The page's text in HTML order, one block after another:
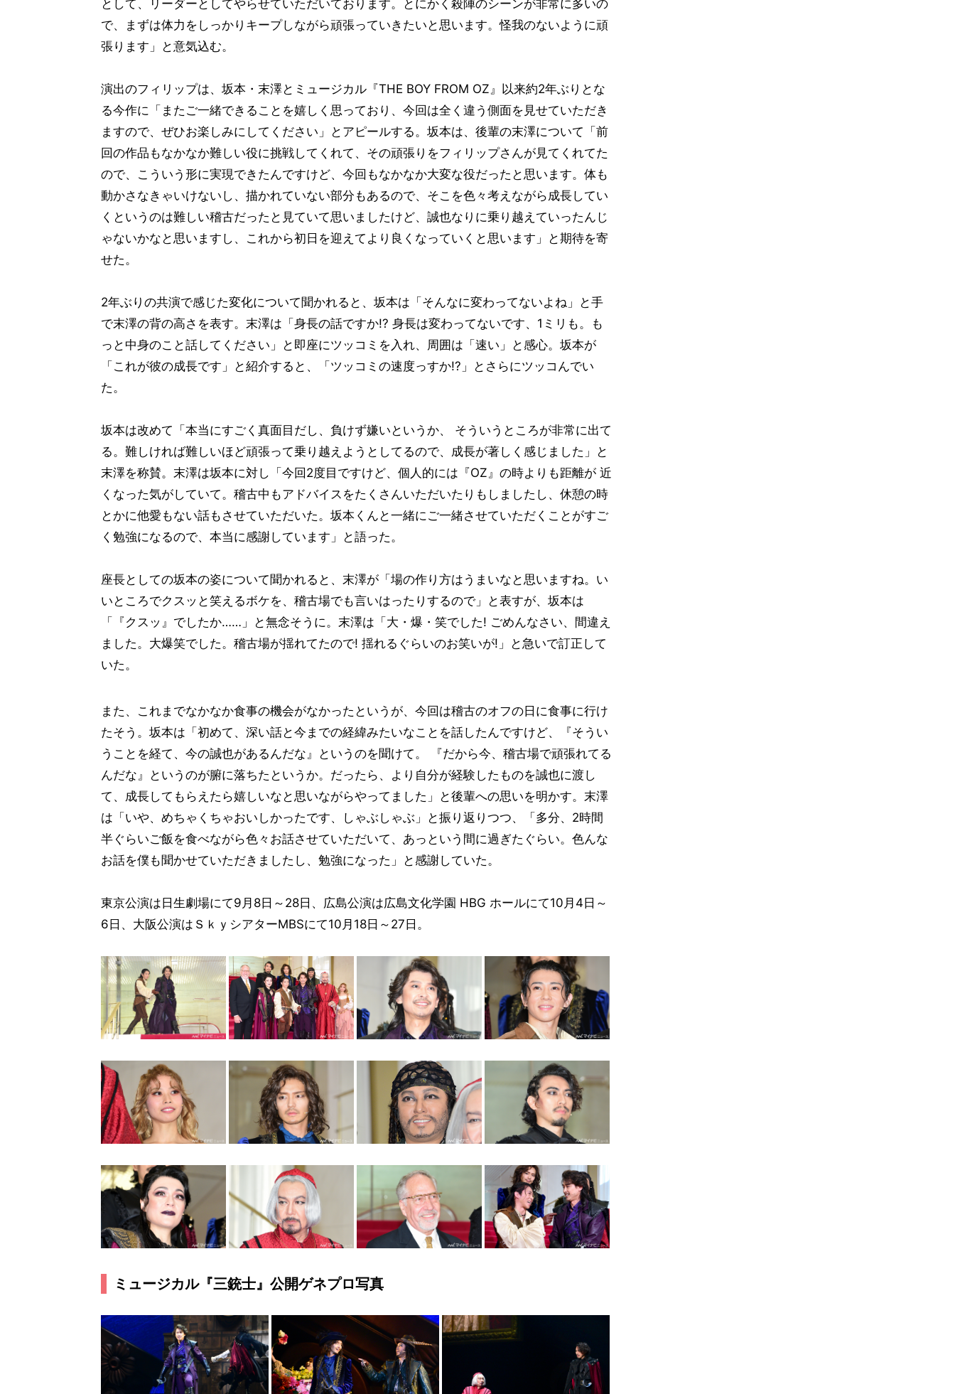
として、リーダーとしてやらせていただいております。とにかく殺陣のシーンが非常に多いの
で、まずは体力をしっかりキープしながら頑張っていきたいと思います。怪我のないように頑
張ります」と意気込む。
演出のフィリップは、坂本・末澤とミュージカル『THE BOY FROM OZ』以来約2年ぶりとな
る今作に「またご一緒できることを嬉しく思っており、今回は全く違う側面を見せていただき
ますので、ぜひお楽しみにしてください」とアピールする。坂本は、後輩の末澤について「前
回の作品もなかなか難しい役に挑戦してくれて、その頑張りをフィリップさんが見てくれてた
ので、こういう形に実現できたんですけど、今回もなかなか大変な役だったと思います。体も
動かさなきゃいけないし、描かれていない部分もあるので、そこを色々考えながら成長してい
くというのは難しい稽古だったと見ていて思いましたけど、誠也なりに乗り越えていったんじ
ゃないかなと思いますし、これから初日を迎えてより良くなっていくと思います」と期待を寄
せた。
2年ぶりの共演で感じた変化について聞かれると、坂本は「そんなに変わってないよね」と手
で末澤の背の高さを表す。末澤は「身長の話ですか!? 身長は変わってないです、1ミリも。も
っと中身のこと話してください」と即座にツッコミを入れ、周囲は「速い」と感心。坂本が
「これが彼の成長です」と紹介すると、「ツッコミの速度っすか!?」とさらにツッコんでい
た。
坂本は改めて「本当にすごく真面目だし、負けず嫌いというか、 そういうところが非常に出て
る。難しければ難しいほど頑張って乗り越えようとしてるので、成長が著しく感じました」と
末澤を称賛。末澤は坂本に対し「今回2度目ですけど、個人的には『OZ』の時よりも距離が 近
くなった気がしていて。稽古中もアドバイスをたくさんいただいたりもしましたし、休憩の時
とかに他愛もない話もさせていただいた。坂本くんと一緒にご一緒させていただくことがすご
く勉強になるので、本当に感謝しています」と語った。
座長としての坂本の姿について聞かれると、末澤が「場の作り方はうまいなと思いますね。い
いところでクスッと笑えるボケを、稽古場でも言いはったりするので」と表すが、坂本は
「『クスッ』でしたか……」と無念そうに。末澤は「大・爆・笑でした! ごめんなさい、間違え
ました。大爆笑でした。稽古場が揺れてたので! 揺れるぐらいのお笑いが!」と急いで訂正して
いた。
また、これまでなかなか食事の機会がなかったというが、今回は稽古のオフの日に食事に行け
たそう。坂本は「初めて、深い話と今までの経緯みたいなことを話したんですけど、『そうい
うことを経て、今の誠也があるんだな』というのを聞けて。 『だから今、稽古場で頑張れてる
んだな』というのが腑に落ちたというか。だったら、より自分が経験したものを誠也に渡し
て、成長してもらえたら嬉しいなと思いながらやってました」と後輩への思いを明かす。末澤
は「いや、めちゃくちゃおいしかったです、しゃぶしゃぶ」と振り返りつつ、「多分、2時間
半ぐらいご飯を食べながら色々お話させていただいて、あっという間に過ぎたぐらい。色んな
お話を僕も聞かせていただきましたし、勉強になった」と感謝していた。
東京公演は日生劇場にて9月8日～28日、広島公演は広島文化学園 HBG ホールにて10月4日～
6日、大阪公演はＳｋｙシアターMBSにて10月18日～27日。
ミュージカル『三銃士』公開ゲネプロ写真